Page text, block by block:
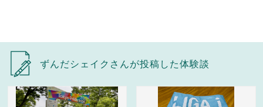
ずんだシェイクさんが投稿した体験談